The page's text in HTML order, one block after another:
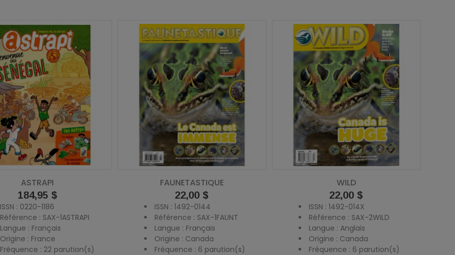
ASTRAPI
Prix
184,95 $
ISSN : 0220-1186
Référence : SAX-1ASTRAPI
Langue : Français
Origine : France
Fréquence : 22 parution(s)
FAUNETASTIQUE
Prix
22,00 $
ISSN : 1492-0144
Référence : SAX-1FAUNT
Langue : Français
Origine : Canada
Fréquence : 6 parution(s)
WILD
Prix
22,00 $
ISSN : 1492-014X
Référence : SAX-2WILD
Langue : Anglais
Origine : Canada
Fréquence : 6 parution(s)